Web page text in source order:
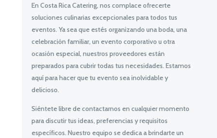
En Costa Rica Catering, nos complace ofrecerte
soluciones culinarias excepcionales para todos tus
eventos. Ya sea que estés organizando una boda, una
celebración familiar, un evento corporativo u otra
ocasión especial, nuestros proveedores están
preparados para cubrir todas tus necesidades. Estamos
aquí para hacer que tu evento sea inolvidable y
delicioso.
Siéntete libre de contactarnos en cualquier momento
para discutir tus ideas, preferencias y requisitos
específicos. Nuestro equipo se dedica a brindarte un